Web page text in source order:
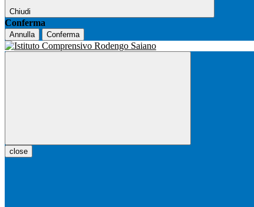
Chiudi
Conferma
Annulla Conferma
close